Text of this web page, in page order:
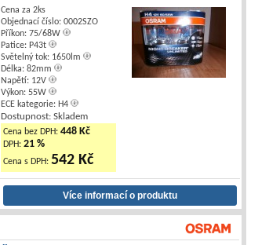
Cena za 2ks
Objednací číslo: 0002SZO
Příkon: 75/68W
Patice: P43t
Světelný tok: 1650lm
Délka: 82mm
Napětí: 12V
Výkon: 55W
ECE kategorie: H4
Dostupnost: Skladem
Cena bez DPH:448 Kč
DPH:21 %
Cena s DPH:542 Kč